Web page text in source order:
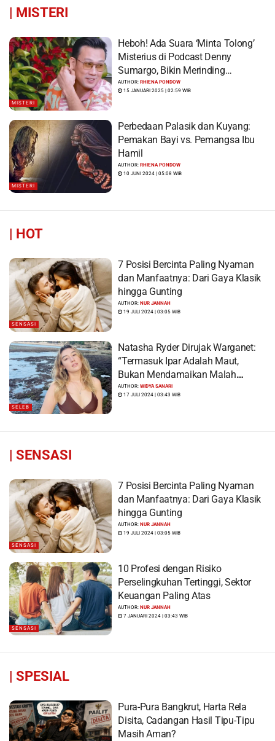
MISTERI
MISTERI
Heboh! Ada Suara ‘Minta Tolong’
Misterius di Podcast Denny
Sumargo, Bikin Merinding…
AUTHOR:RHIENA PONDOW
15 JANUARI 2025 | 02:59 WIB
MISTERI
Perbedaan Palasik dan Kuyang:
Pemakan Bayi vs. Pemangsa Ibu
Hamil
AUTHOR:RHIENA PONDOW
10 JUNI 2024 | 05:08 WIB
| HOT
SENSASI
7 Posisi Bercinta Paling Nyaman
dan Manfaatnya: Dari Gaya Klasik
hingga Gunting
AUTHOR:NUR JANNAH
19 JULI 2024 | 03:05 WIB
SELEB
Natasha Ryder Dirujak Warganet:
“Termasuk Ipar Adalah Maut,
Bukan Mendamaikan Malah
Menyiram Bensin”
AUTHOR:WIDYA SANARI
17 JULI 2024 | 03:43 WIB
| SENSASI
SENSASI
7 Posisi Bercinta Paling Nyaman
dan Manfaatnya: Dari Gaya Klasik
hingga Gunting
AUTHOR:NUR JANNAH
19 JULI 2024 | 03:05 WIB
SENSASI
10 Profesi dengan Risiko
Perselingkuhan Tertinggi, Sektor
Keuangan Paling Atas
AUTHOR:NUR JANNAH
7 JANUARI 2024 | 03:43 WIB
| SPESIAL
Pura-Pura Bangkrut, Harta Rela
Disita, Cadangan Hasil Tipu-Tipu
Masih Aman?